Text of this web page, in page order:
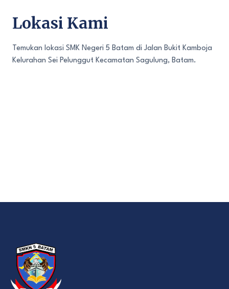
Lokasi Kami
Temukan lokasi SMK Negeri 5 Batam di Jalan Bukit Kamboja
Kelurahan Sei Pelunggut Kecamatan Sagulung, Batam.